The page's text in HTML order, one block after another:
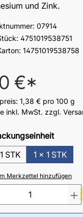
und Zink.
07914
4751019538751
14751019538758
Preis:
€*
1,38 € pro 100 g
inkl. MwSt. zzgl.
STK
1 x 1 STK
Merkzettel hinzufügen